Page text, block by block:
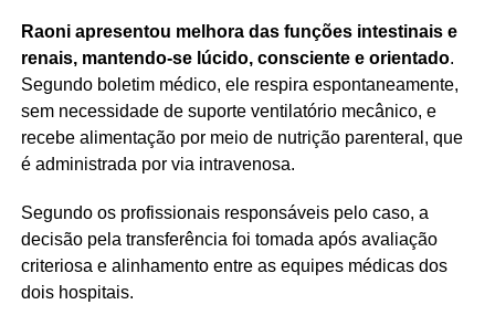
Raoni apresentou melhora das funções intestinais e
renais, mantendo-se lúcido, consciente e orientado.
Segundo boletim médico, ele respira espontaneamente,
sem necessidade de suporte ventilatório mecânico, e
recebe alimentação por meio de nutrição parenteral, que
é administrada por via intravenosa.
Segundo os profissionais responsáveis pelo caso, a
decisão pela transferência foi tomada após avaliação
criteriosa e alinhamento entre as equipes médicas dos
dois hospitais.